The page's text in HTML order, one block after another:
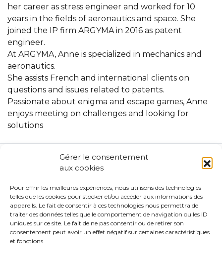
Gérer le consentement
aux cookies
Pour offrir les meilleures expériences, nous utilisons des technologies
telles que les cookies pour stocker et/ou accéder aux informations des
appareils. Le fait de consentir à ces technologies nous permettra de
traiter des données telles que le comportement de navigation ou les ID
uniques sur ce site. Le fait de ne pas consentir ou de retirer son
consentement peut avoir un effet négatif sur certaines caractéristiques
et fonctions.
her career as stress engineer and worked for 10
years in the fields of aeronautics and space. She
joined the IP firm ARGYMA in 2016 as patent
engineer.
At ARGYMA, Anne is specialized in mechanics and
aeronautics.
She assists French and international clients on
questions and issues related to patents.
Passionate about enigma and escape games, Anne
enjoys meeting on challenges and looking for
solutions
Find out more
Legal skills
Technical skills